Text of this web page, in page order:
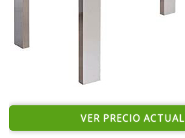
VER PRECIO ACTUAL